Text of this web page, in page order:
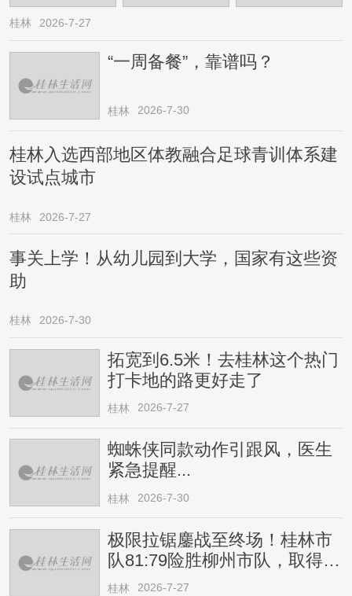
桂林 2026-7-27
“一周备餐”，靠谱吗？
桂林 2026-7-30
桂林入选西部地区体教融合足球青训体系建
设试点城市
桂林 2026-7-27
事关上学！从幼儿园到大学，国家有这些资
助
桂林 2026-7-30
拓宽到6.5米！去桂林这个热门
打卡地的路更好走了
桂林 2026-7-27
蜘蛛侠同款动作引跟风，医生
紧急提醒...
桂林 2026-7-30
极限拉锯鏖战至终场！桂林市
队81:79险胜柳州市队，取得四
连胜
桂林 2026-7-27